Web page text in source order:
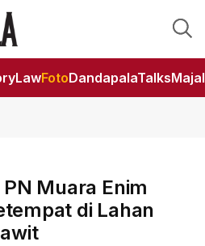
FotoDandapalaTalks
Muara Enim
di Lahan